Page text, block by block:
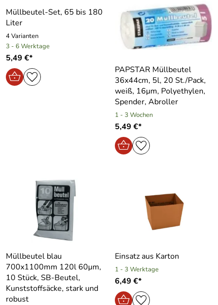
Müllbeutel-Set, 65 bis 180
Liter
4 Varianten
3 - 6 Werktage
5,49 €*
PAPSTAR Müllbeutel
36x44cm, 5l, 20 St./Pack,
weiß, 16μm, Polyethylen,
Spender, Abroller
1 - 3 Wochen
5,49 €*
Müllbeutel blau
700x1100mm 120l 60μm,
10 Stück, SB-Beutel,
Kunststoffsäcke, stark und
robust
Einsatz aus Karton
1 - 3 Werktage
6,49 €*